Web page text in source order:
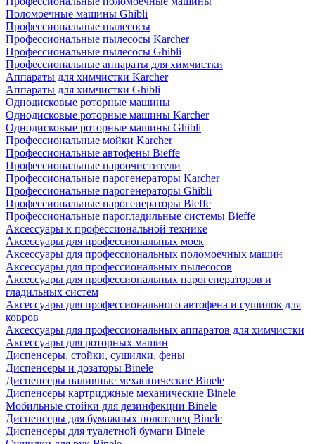
Поломоечные машины Ghibli
Профессиональные пылесосы
Профессиональные пылесосы Karcher
Профессиональные пылесосы Ghibli
Профессиональные аппараты для химчистки
Аппараты для химчистки Karcher
Аппараты для химчистки Ghibli
Однодисковые роторные машины
Однодисковые роторные машины Karcher
Однодисковые роторные машины Ghibli
Профессиональные мойки Karcher
Профессиональные автофены Bieffe
Профессиональные пароочистители
Профессиональные парогенераторы Karcher
Профессиональные парогенераторы Ghibli
Профессиональные парогенераторы Bieffe
Профессиональные парогладильные системы Bieffe
Аксессуары к профессиональной технике
Аксессуары для профессиональных моек
Аксессуары для профессиональных поломоечных машин
Аксессуары для профессиональных пылесосов
Аксессуары для профессиональных парогенераторов и
гладильных систем
Аксессуары для профессионального автофена и сушилок для
ковров
Аксессуары для профессиональных аппаратов для химчистки
Аксессуары для роторных машин
Диспенсеры, стойки, сушилки, фены
Диспенсеры и дозаторы Binele
Диспенсеры наливные механнические Binele
Диспенсеры картриджные механические Binele
Мобильные стойки для дезинфекции Binele
Диспенсеры для бумажных полотенец Binele
Диспенсеры для туалетной бумаги Binele